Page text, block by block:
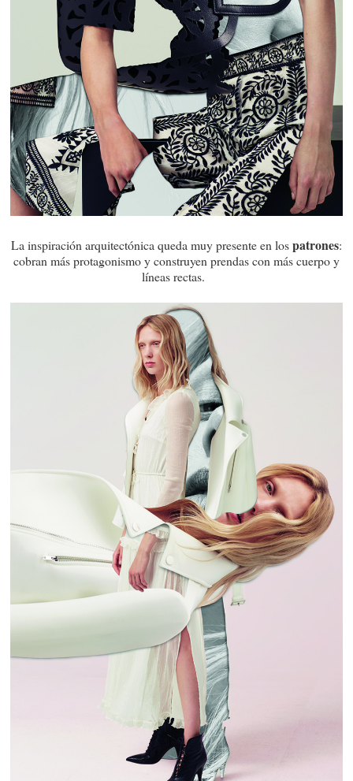
La inspiración arquitectónica queda muy presente en lospatrones:
cobran más protagonismo y construyen prendas con más cuerpo y
líneas rectas.